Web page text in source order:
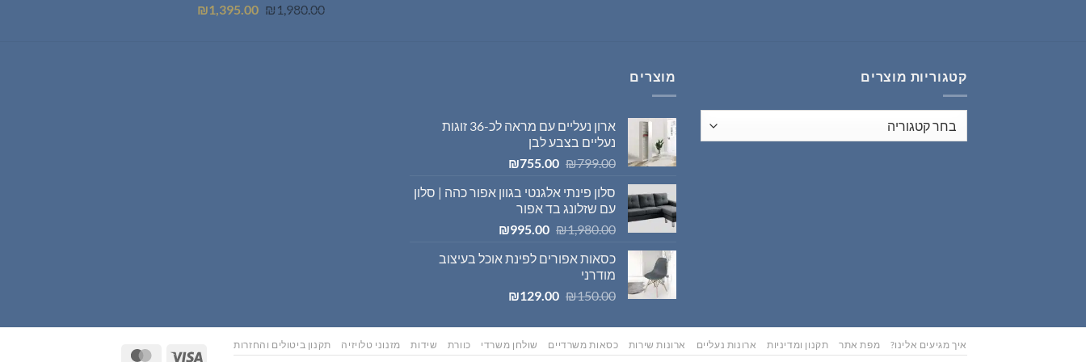
₪ 1,980.00
המחיר
₪1,395.00
המחיר
קטגוריות מוצרים
מוצרים
ארון נעליים עם מראה לכ-36 זוגות
נעליים בצבע לבן
₪799.00
המחיר
היה:
₪799.00.
₪755.00
המחיר
הוא:
סלון פינתי אלגנטי בגוון אפור כהה | סלון
עם שזלונג בד אפור
₪1,980.00
המחיר
היה:
₪995.00
המחיר
הוא:
כסאות אפורים לפינת אוכל בעיצוב
מודרני
₪150.00
המחיר
היה:
₪150.00.
₪129.00
המחיר
הוא:
₪129.00.
Visa
איך מגיעים אלינו? מפת אתר תקנון ומדיניות ארונות נעליים ארונות שירות כסאות משרדיים שולחן משרדי כוורת שידות מזנוני טלויזיה תקנון ביטולים והחזרות